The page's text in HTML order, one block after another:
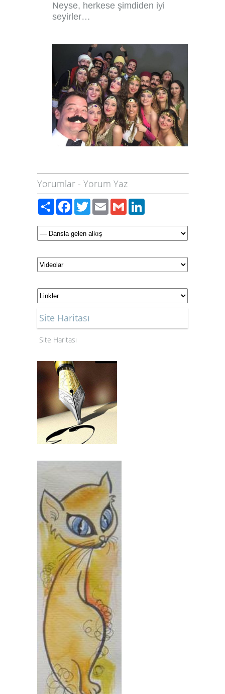
Neyse, herkese şimdiden iyi
seyirler…
Yorumlar - Yorum Yaz
PaylaşFacebook
TwitterEmailGmail
Site Haritası
Site Haritası